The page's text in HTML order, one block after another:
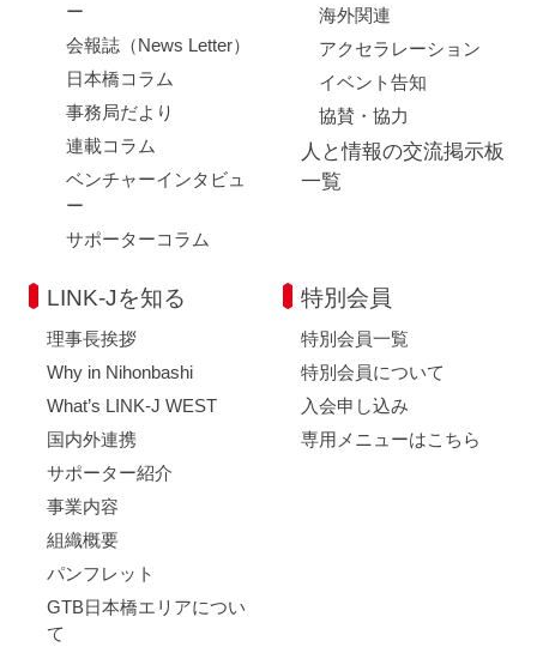
ー
会報誌（News Letter）
日本橋コラム
事務局だより
連載コラム
ベンチャーインタビュ
ー
サポーターコラム
海外関連
アクセラレーション
イベント告知
協賛・協力
人と情報の交流掲示板
一覧
LINK-Jを知る
理事長挨拶
Why in Nihonbashi
What’s LINK-J WEST
国内外連携
サポーター紹介
事業内容
組織概要
パンフレット
GTB日本橋エリアについ
て
特別会員
特別会員一覧
特別会員について
入会申し込み
専用メニューはこちら